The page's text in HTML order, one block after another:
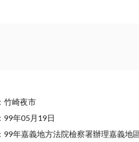
竹崎夜市
99年05月19日
99年嘉義地方法院檢察署辦理嘉義地